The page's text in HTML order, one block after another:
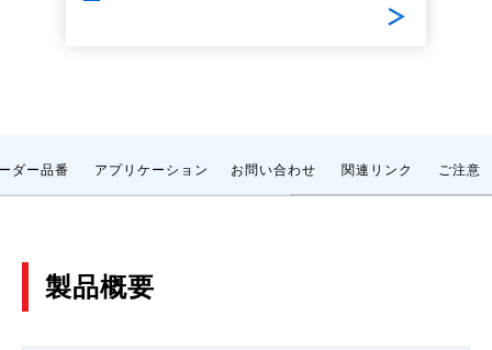
ダー品番 アプリケーション お問い合わせ 関連リンク ご注意
製品概要